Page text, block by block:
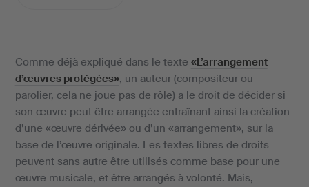
Comme déjà expliqué dans le texte «L’arrangement
d’œuvres protégées», un auteur (compositeur ou
parolier, cela ne joue pas de rôle) a le droit de décider si
son œuvre peut être arrangée entraînant ainsi la création
d’une «œuvre dérivée» ou d’un «arrangement», sur la
base de l’œuvre originale. Les textes libres de droits
peuvent sans autre être utilisés comme base pour une
œuvre musicale, et être arrangés à volonté. Mais,